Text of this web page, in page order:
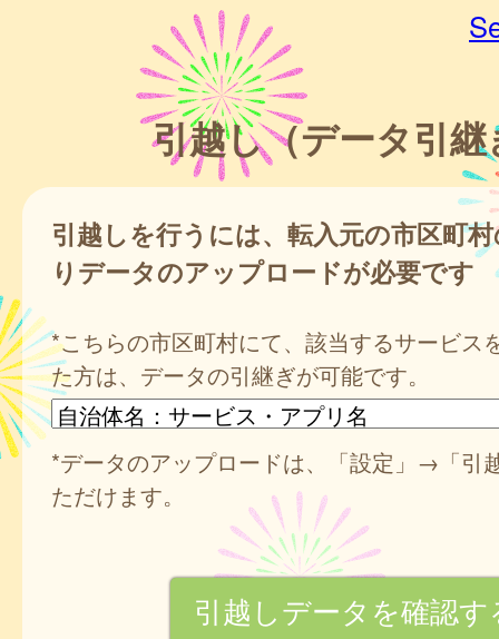
引越し（データ引継
引越しを行うには、転入元の市区町
りデータのアップロードが必要です
*こちらの市区町村にて、該当するサービス
た方は、データの引継ぎが可能です。
*データのアップロードは、「設定」→「引
ただけます。